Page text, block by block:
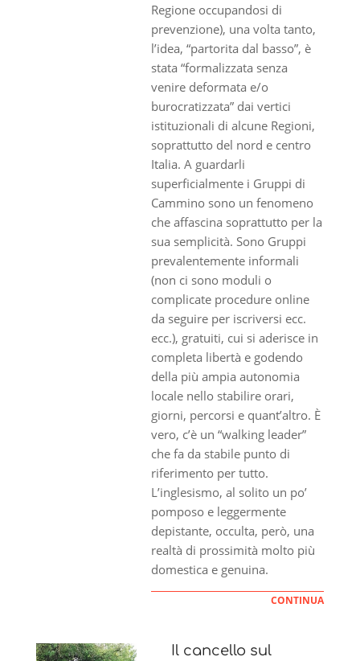
Regione occupandosi di
prevenzione), una volta tanto,
l’idea, “partorita dal basso”, è
stata “formalizzata senza
venire deformata e/o
burocratizzata” dai vertici
istituzionali di alcune Regioni,
soprattutto del nord e centro
Italia. A guardarli
superficialmente i Gruppi di
Cammino sono un fenomeno
che affascina soprattutto per la
sua semplicità. Sono Gruppi
prevalentemente informali
(non ci sono moduli o
complicate procedure online
da seguire per iscriversi ecc.
ecc.), gratuiti, cui si aderisce in
completa libertà e godendo
della più ampia autonomia
locale nello stabilire orari,
giorni, percorsi e quant’altro. È
vero, c’è un “walking leader”
che fa da stabile punto di
riferimento per tutto.
L’inglesismo, al solito un po’
pomposo e leggermente
depistante, occulta, però, una
realtà di prossimità molto più
domestica e genuina.
CONTINUA
Il cancello sul